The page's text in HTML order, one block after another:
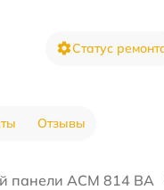
Статус
Отзывы
панели ACM 814 BA